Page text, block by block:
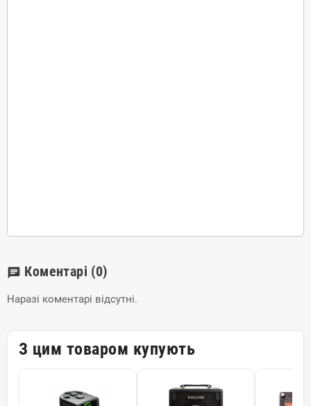
chat Коментарі (0)
Наразі коментарі відсутні.
З цим товаром купують